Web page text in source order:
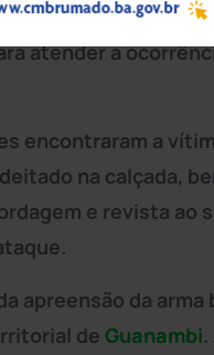
por policiais do
atender a
encontraram a
na calçada,
e revista ao
apreensão da arma
de Guanambi